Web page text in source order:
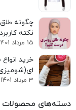
نکته
15 مرداد 1401
خرید
3 مرداد 1401
دسته‌های محصولات